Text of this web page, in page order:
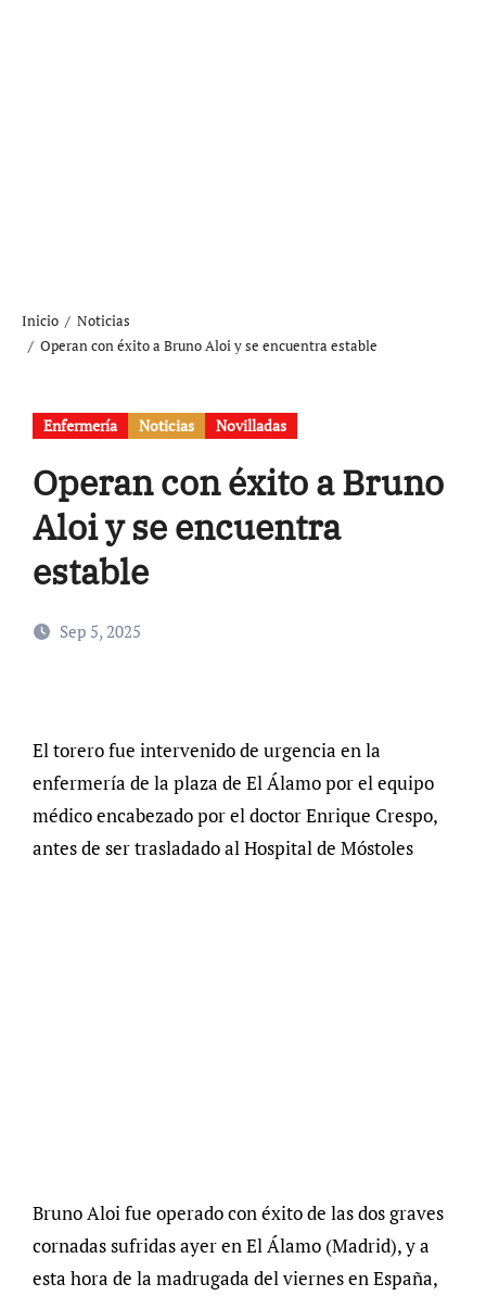
Inicio
Noticias
Operan con éxito a Bruno Aloi y se encuentra estable
Enfermería Noticias Novilladas
Operan con éxito a Bruno
Aloi y se encuentra
estable
Sep 5, 2025
El torero fue intervenido de urgencia en la
enfermería de la plaza de El Álamo por el equipo
médico encabezado por el doctor Enrique Crespo,
antes de ser trasladado al Hospital de Móstoles
Bruno Aloi fue operado con éxito de las dos graves
cornadas sufridas ayer en El Álamo (Madrid), y a
esta hora de la madrugada del viernes en España,